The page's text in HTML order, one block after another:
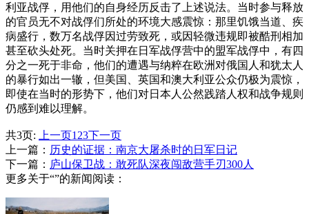
利亚战俘，用他们的自身经历反击了上述说法。当时参与释放
的官员无不对战俘们所处的环境大感震惊：那里饥饿当道、疾
病盛行，数万名战俘因过劳致死，或因轻微违规即被酷刑相加
甚至砍头处死。当时关押在日军战俘营中的盟军战俘中，有四
分之一死于非命，他们的遭遇与纳粹在欧洲对俄国人和犹太人
的暴行如出一辙，但美国、英国和澳大利亚公众仍极为震惊，
即使在当时的形势下，他们对日本人公然践踏人权和战争规则
仍感到难以理解。
共3页: 上一页1 23下一页
上一篇： 历史的证据：南京大屠杀时的日军日记
下一篇： 庐山保卫战：敢死队深夜闯敌营手刃300人
更多关于“”的新闻阅读：